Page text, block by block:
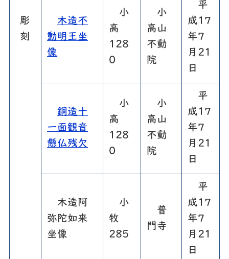
彫
刻
木造不
動明王坐
像
小
高
128
0
小
高山
不動
院
平
成17
年7
月21
日
銅造十
一面観音
懸仏残欠
小
高
128
0
小
高山
不動
院
平
成17
年7
月21
日
木造阿
弥陀如来
坐像
小
牧
285
普
門寺
平
成17
年7
月21
日